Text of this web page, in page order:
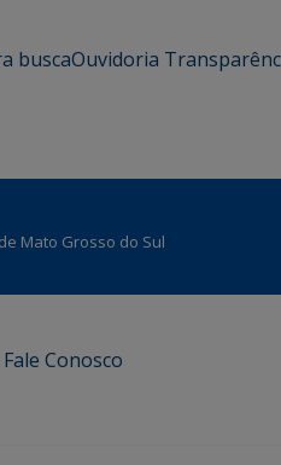
buscaOuvidoria
Mato Grosso do Sul
Fale Conosco